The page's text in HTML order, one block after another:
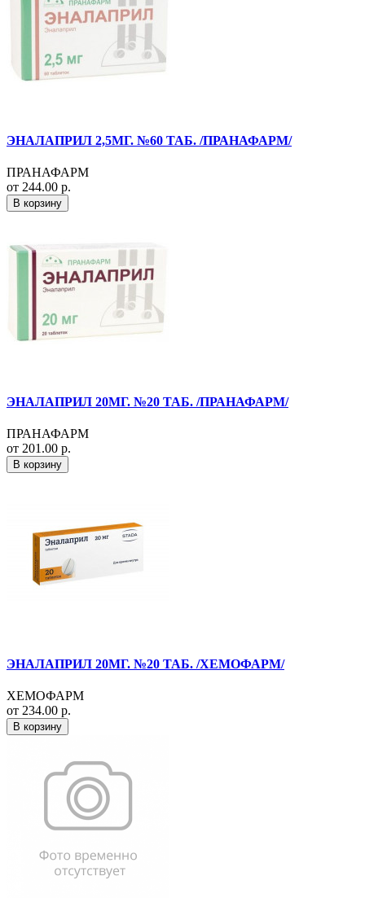
ЭНАЛАПРИЛ 2,5МГ. №60 ТАБ. /ПРАНАФАРМ/
ПРАНАФАРМ
от 244.00 р.
В корзину
ЭНАЛАПРИЛ 20МГ. №20 ТАБ. /ПРАНАФАРМ/
ПРАНАФАРМ
от 201.00 р.
В корзину
ЭНАЛАПРИЛ 20МГ. №20 ТАБ. /ХЕМОФАРМ/
ХЕМОФАРМ
от 234.00 р.
В корзину